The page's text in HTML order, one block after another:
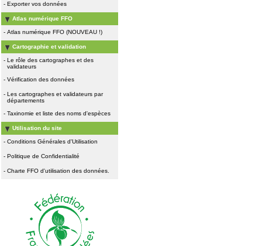
- Exporter vos données
Atlas numérique FFO
- Atlas numérique FFO (NOUVEAU !)
Cartographie et validation
- Le rôle des cartographes et des
validateurs
- Vérification des données
- Les cartographes et validateurs par
départements
- Taxinomie et liste des noms d'espèces
Utilisation du site
- Conditions Générales d'Utilisation
- Politique de Confidentialité
- Charte FFO d'utilisation des données.